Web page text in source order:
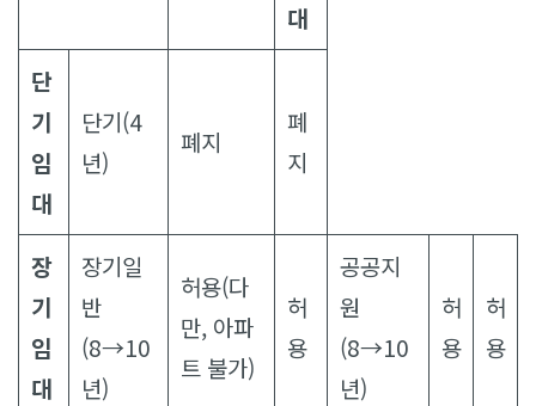
대
단
기
임
대
단기(4
년)
폐지
폐
지
장
기
임
대
장기일
반
(8→10
년)
허용(다
만, 아파
트 불가)
허
용
공공지
원
(8→10
년)
허
용
허
용